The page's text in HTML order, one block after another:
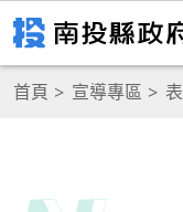
首頁 宣導專區